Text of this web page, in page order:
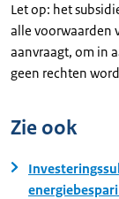
Let op: het
alle voorwaarden
aanvraagt, om in
geen rechten
Zie ook